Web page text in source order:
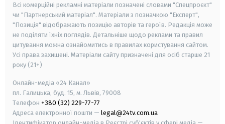
Всі комерційні рекламні матеріали позначені словами "Спецпроєкт"
чи "Партнерський матеріал". Матеріали з позначкою "Експерт",
"Позиція" відображають позицію авторів та героїв. Редакція може
не поділяти їхніх поглядів. Детальніше щодо реклами та правил
цитування можна ознайомитись в правилах користування сайтом.
Усі права захищені. Матеріали сайту призначені для осіб старше 21
року (21+)
Онлайн-медіа «24 Канал»
пл. Галицька, буд. 15, м. Львів, 79008
Телефон +380 (32) 229-77-77
Адреса електронної пошти — legal@24tv.com.ua